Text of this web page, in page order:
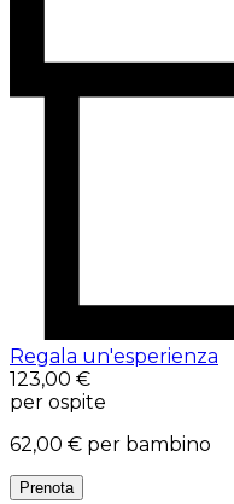
Regala un'esperienza
123,00 €
per ospite
62,00 € per bambino
Prenota